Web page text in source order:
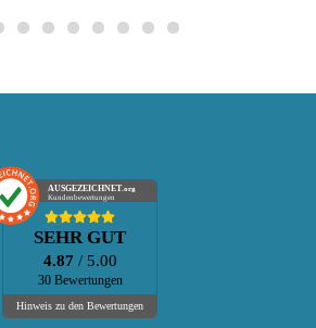
AUSGEZEICHNET.org
Kundenbewertungen
SEHR GUT
4.87 / 5.00
30 Bewertungen
Hinweis zu den Bewertungen